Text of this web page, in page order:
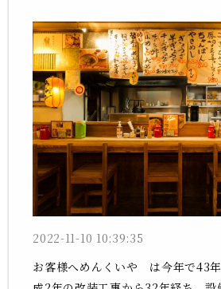
2022-11-10 10:39:35
お客様へめんくいや は今年で43